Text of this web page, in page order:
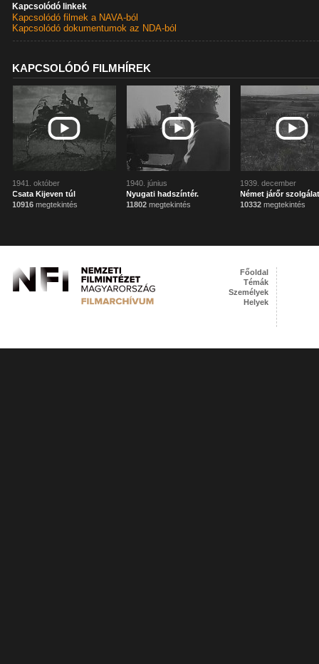
Kapcsolódó linkek
Kapcsolódó filmek a NAVA-ból
Kapcsolódó dokumentumok az NDA-ból
KAPCSOLÓDÓ FILMHÍREK
1941. október
Csata Kijeven túl
10916 megtekintés
1940. június
Nyugati hadszíntér.
11802 megtekintés
1939. december
Német járőr
10332 megtekintés
Főoldal
Témák
Személyek
Helyek